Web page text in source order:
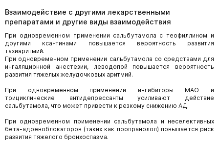
Взаимодействие с другими лекарственными
препаратами и другие виды взаимодействия
При одновременном применении сальбутамола с теофиллином и
другими ксантинами повышается вероятность развития
тахиаритмий.
При одновременном применении сальбутамола со средствами для
ингаляционной анестезии, леводопой повышается вероятность
развития тяжелых желудочковых аритмий.
При одновременном применении ингибиторы МАО и
трициклические антидепрессанты усиливают действие
сальбутамола, что может привести к резкому снижению АД.
При одновременном применении сальбутамола и неселективных
бета-адреноблокаторов (таких как пропранолол) повышается риск
развития тяжелого бронхоспазма.